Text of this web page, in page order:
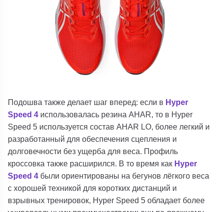
Подошва также делает шаг вперед: если в Hyper
Speed ​​​​4 использовалась резинаAHAR, то в Hyper
Speed ​​​​5 используется составAHAR LO, более легкий и
разработанный для обеспечения сцепления и
долговечности без ущерба для веса. Профиль
кроссовка также расширился. В то время как Hyper
Speed ​​​​4 были ориентированы на бегунов лёгкого веса
с хорошей техникой для коротких дистанций и
взрывных тренировок, Hyper Speed 5 обладает более